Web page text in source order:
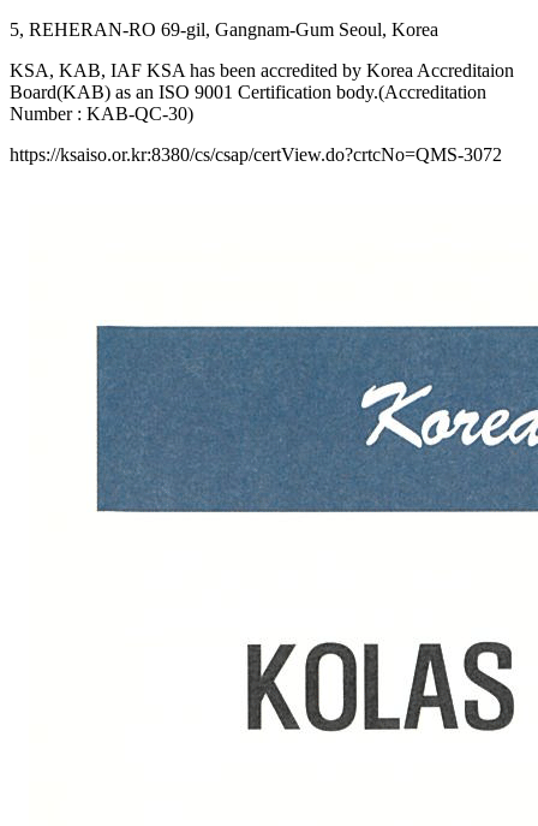
5, REHERAN-RO 69-gil, Gangnam-Gum Seoul, Korea
KSA, KAB, IAF KSA has been accredited by Korea Accreditaion
Board(KAB) as an ISO 9001 Certification body.(Accreditation
Number : KAB-QC-30)
https://ksaiso.or.kr:8380/cs/csap/certView.do?crtcNo=QMS-3072